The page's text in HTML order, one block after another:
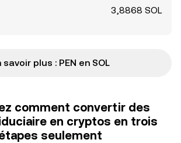
3,8868 SOL
savoir plus : PEN en SOL
comment convertir des
en cryptos en trois
seulement